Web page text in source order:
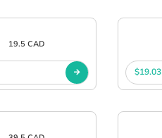
19.5 CAD
$19.03